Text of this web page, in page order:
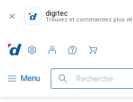
digitec
Trouvez et commandez plus
Navigation par catégorie
Menu Recherche
Paramètres
Compte client
Listes de comparaison
Listes d'envies
Panier